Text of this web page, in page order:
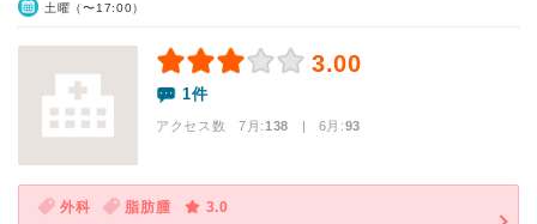
土曜（〜17:00）
3.00
1件
アクセス数 7月:138 | 6月:93
外科 脂肪腫
3.0